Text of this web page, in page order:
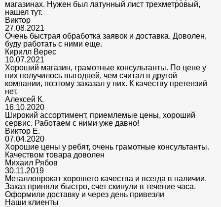
магазинах. Нужен был латунный лист трехметровый,
нашел тут.
Виктор
27.08.2021
Очень быстрая обработка заявок и доставка. Доволен,
буду работать с ними еще.
Кирилл Верес
10.07.2021
Хороший магазин, грамотные консультанты. По цене у
них получилось выгодней, чем считал в другой
компании, поэтому заказал у них. К качеству претензий
нет.
Алексей К.
16.10.2020
Широкий ассортимент, приемлемые цены, хороший
сервис. Работаем с ними уже давно!
Виктор Е.
07.04.2020
Хорошие цены у ребят, очень грамотные консультанты.
Качеством товара доволен
Михаил Рябов
30.11.2019
Металлопрокат хорошего качества и всегда в наличии.
Заказ приняли быстро, счет скинули в течение часа.
Оформили доставку и через день привезли
Наши клиенты